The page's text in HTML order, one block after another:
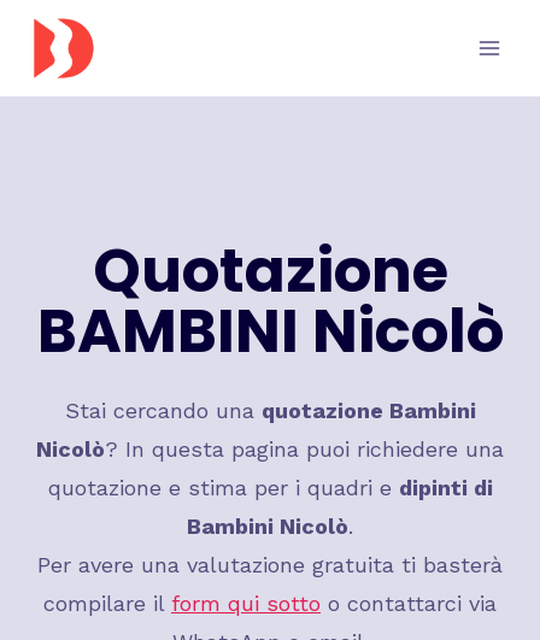
Salta
contenuto
Quotazione
BAMBINI Nicolò
Stai cercando una quotazione Bambini
Nicolò? In questa pagina puoi richiedere una
quotazione e stima per i quadri e dipinti di
Bambini Nicolò.
Per avere una valutazione gratuita ti basterà
compilare il form qui sotto o contattarci via